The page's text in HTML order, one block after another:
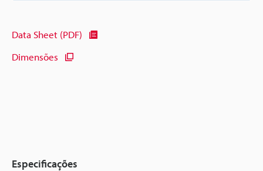
Data Sheet (PDF)
Dimensões
Especificações